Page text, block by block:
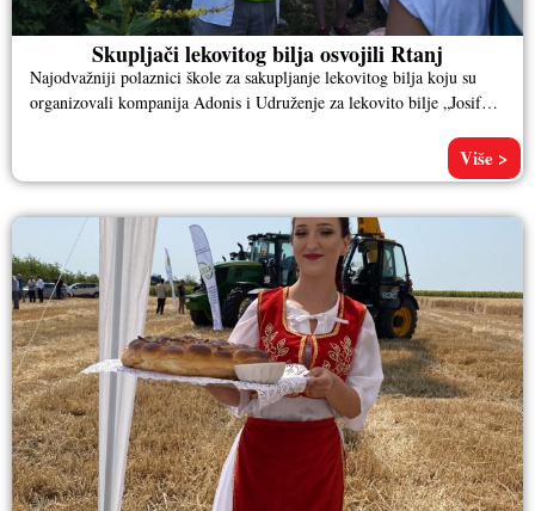
Skupljači lekovitog bilja osvojili Rtanj
Najodvažniji polaznici škole za sakupljanje lekovitog bilja koju su
organizovali kompanija Adonis i Udruženje za lekovito bilje „Josif
Više >